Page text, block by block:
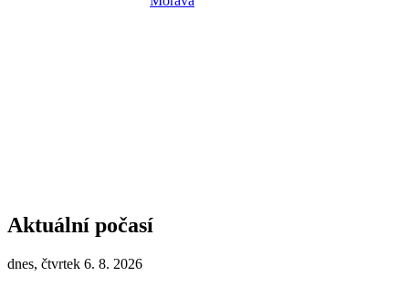
Aktuální počasí
dnes, čtvrtek 6. 8. 2026